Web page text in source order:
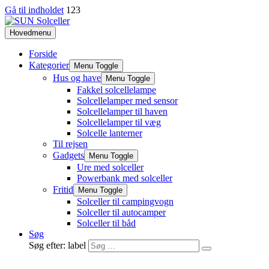
Gå til indholdet 123
Hovedmenu
Forside
Kategorier
Menu Toggle
Hus og have Menu Toggle
Fakkel solcellelampe
Solcellelamper med sensor
Solcellelamper til haven
Solcellelamper til væg
Solcelle lanterner
Til rejsen
Gadgets
Menu Toggle
Ure med solceller
Powerbank med solceller
Fritid
Menu Toggle
Solceller til campingvogn
Solceller til autocamper
Solceller til båd
Søg
Søg efter: label